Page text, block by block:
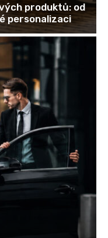
produktů: od
personalizaci